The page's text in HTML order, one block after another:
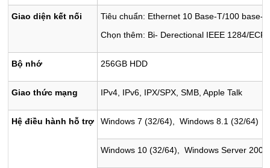
Giao diện kết nối
Tiêu chuẩn: Ethernet 10 Base-T/100 base-
Chọn thêm: Bi- Derectional IEEE 1284/
Bộ nhớ 256GB HDD
Giao thức mạng IPv4, IPv6, IPX/SPX, SMB, Apple Talk
Hệ điều hành hỗ trợ Windows 7 (32/64), Windows 8.1 (32/64)
Windows 10 (32/64), Windows Server